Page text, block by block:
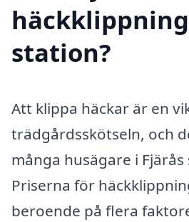
station?
Att klippa häckar är en
trädgårdsskötseln, och
många husägare i
Priserna för
beroende på flera